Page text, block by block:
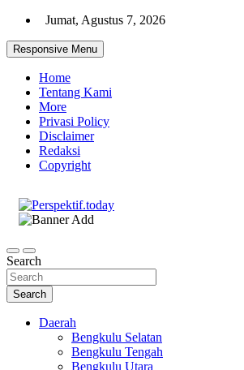
Skip
content
Jumat, Agustus 7, 2026
Responsive Menu
Home
Tentang Kami
More
Privasi Policy
Disclaimer
Redaksi
Copyright
Search
Search
Daerah
Bengkulu Selatan
Bengkulu Tengah
Bengkulu Utara